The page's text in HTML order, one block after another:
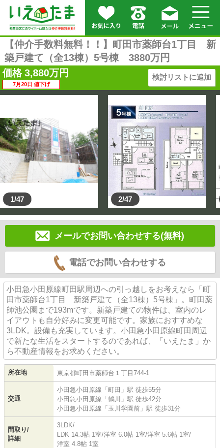
【仲介手数料無料！！】町田市薬師台1丁目 新
築戸建て（全13棟）5号棟 3880万円
価格 3,880万円
7月20日 値下げ
検討リストに追加
1/47 2/47
メールでお問い合わせする(無料)
電話でお問い合わせする
小田急小田原線町田駅周辺への引っ越しをお考えなら「町
田市薬師台1丁目 新築戸建て（全13棟）5号棟」。町田薬
師池公園まで193mです。新築戸建ての物件は、室内のレ
イアウトも自分好みに変更可能です。家族におすすめな
3LDK。設備も充実しています。小田急小田原線町田周辺
で新たな生活をスタートするのであれば、「いえたま」か
ら不動産情報をお求めください。
所在地 東京都町田市薬師台 １丁目744-1
交通
小田急小田原線 「 町田 」駅 徒歩55分
小田急小田原線 「 鶴川
」駅 徒歩42分
小田急小田原線 「 玉川学園前 」駅 徒歩31分
間取り/
詳細
3LDK/
LDK 14.3帖 1室/洋室 6.0帖 1室/洋室 5.6帖 1室/
洋室 4.8帖 1室